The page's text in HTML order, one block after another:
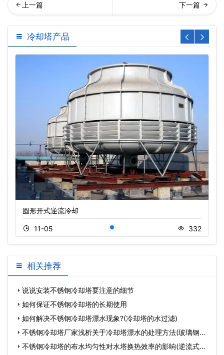
锈钢开式冷却塔… 锈钢复合流闭式冷却塔哪家
好
冷却塔产品
圆形开式逆流冷却
11-05 332
相关推荐
说说安装不锈钢冷却塔要注意的细节
如何保证不锈钢冷却塔的长期使用
如何解决不锈钢冷却塔漂水现象?(冷却塔的水过滤)
不锈钢冷却塔厂家浅析关于冷却塔漂水的处理方法(玻璃钢冷
却 不锈钢冷却塔的布水均匀性对水塔换热效率的影响(逆流式玻